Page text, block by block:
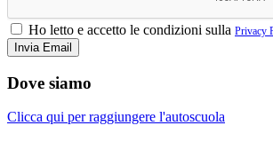
Ho letto e accetto le condizioni sulla Privacy
Dove siamo
Clicca qui per raggiungere l'autoscuola